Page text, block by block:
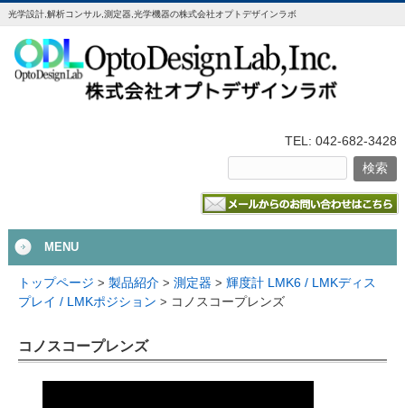
光学設計,解析コンサル,測定器,光学機器の株式会社オプトデザインラボ
TEL: 042-682-3428
MENU
トップページ > 製品紹介> 測定器 > 輝度計 LMK6 / LMKディス
プレイ / LMKポジション > コノスコープレンズ
コノスコープレンズ